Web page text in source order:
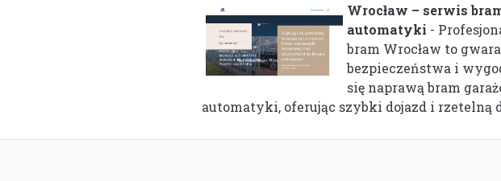
Wrocław – serwis
automatyki -
bram Wrocław to
bezpieczeństwa i
się naprawą bram
automatyki, oferując szybki dojazd i rzetelną